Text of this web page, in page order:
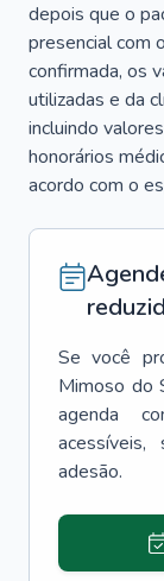
depois que o
presencial com
confirmada, os
utilizadas e da
incluindo
honorários
acordo com o
Se você
Mimoso do
agenda
adesão.